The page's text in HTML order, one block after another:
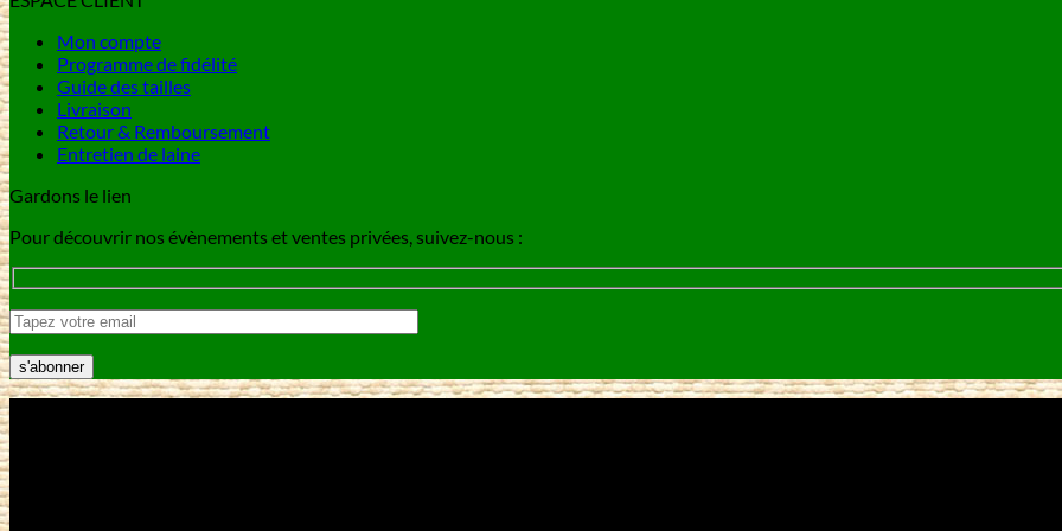
Mon compte
Programme de fidélité
Guide des tailles
Livraison
Retour & Remboursement
Entretien de laine
Gardons le lien
Pour découvrir nos évènements et ventes privées, suivez-nous :